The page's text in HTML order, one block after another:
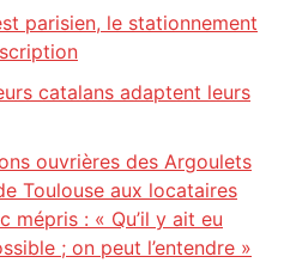
parisien, le stationnement
catalans adaptent leurs
ouvrières des Argoulets
Toulouse aux locataires
mépris : « Qu’il y ait eu
; on peut l’entendre »